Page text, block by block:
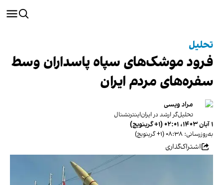
تحلیل
فرود موشک‌های سپاه پاسداران وسط
سفره‌های مردم ایران
مراد ویسی
تحلیل‌گر ارشد در ایران‌اینترنشنال
۱ آبان ۱۴۰۳، ۰۲:۰۱ (‎+۱ گرینویچ)
به‌روزرسانی: ۰۸:۳۸ (‎+۱ گرینویچ)
اشتراک‌گذاری